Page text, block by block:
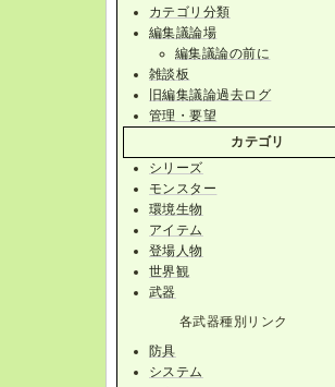
カテゴリ分類
編集議論場
編集議論の前に
雑談板
旧編集議論過去ログ
管理・要望
カテゴリ
シリーズ
モンスター
環境生物
アイテム
登場人物
世界観
武器
各武器種別リンク
防具
システム